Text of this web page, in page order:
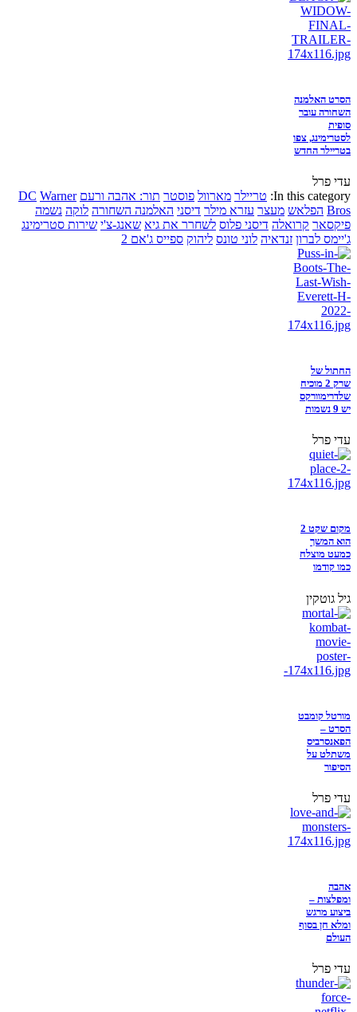
הסרט האלמנה
השחורה עובר
סופית
לסטרימינג, צפו
בטריילר החדש
עדי פרל
In this category: טריילר מארוול פוסטר תור: אהבה ורעם DC Warner
Bros הפלאש מעצר עזרא מילר דיסני האלמנה השחורה לוקה נשמה
פיקסאר קרואלה דיסני פלוס לשחרר את גיא שאנג-צ'י שירות סטרימינג
ג'יימס לברון זנדאיה לוני טונס ליהוק ספייס ג'אם 2
החתול של
שרק 2 מוכיח
שלדרימוורקס
יש 9 נשמות
עדי פרל
מקום שקט 2
הוא המשך
כמעט מוצלח
כמו קודמו
גיל גוטקין
מורטל קומבט
הסרט –
הפאנסרביס
משתלט על
הסיפור
עדי פרל
אהבה
ומפלצות –
ביצוע מרגש
ומלא חן בסוף
העולם
עדי פרל